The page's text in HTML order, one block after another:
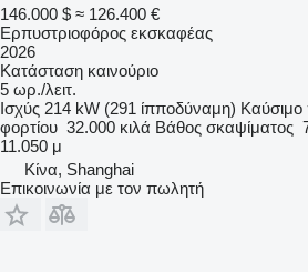
146.000 $ ≈ 126.400 €
Ερπυστριοφόρος εκσκαφέας
2026
Κατάσταση καινούριο
5 ωρ./λειτ.
Ισχύς 214 kW (291 ίπποδύναμη) Καύσιμο
φορτίου 32.000 κιλά Βάθος σκαψίματος
11.050 μ
Κίνα, Shanghai
Επικοινωνία με τον πωλητή